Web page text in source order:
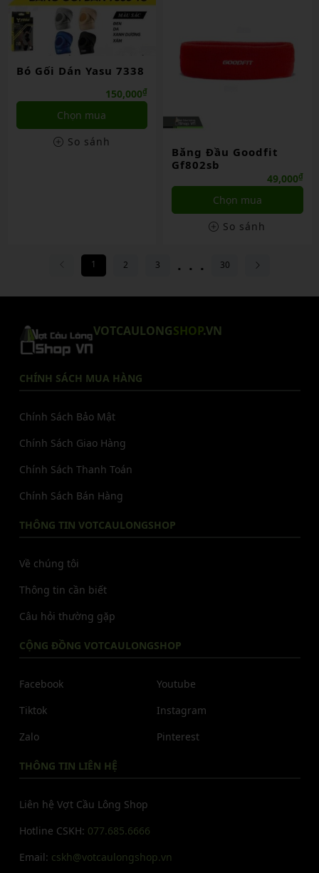
Bó Gối Dán Yasu 7338
150,000₫
Chọn mua
So sánh
Băng Đầu Goodfit
Gf802sb
49,000₫
Chọn mua
So sánh
1 2 3 ... 30
VOTCAULONGSHOP.VN
CHÍNH SÁCH MUA HÀNG
Chính Sách Bảo Mật
Chính Sách Giao Hàng
Chính Sách Thanh Toán
Chính Sách Bán Hàng
THÔNG TIN VOTCAULONGSHOP
Về chúng tôi
Thông tin cần biết
Câu hỏi thường gặp
CỘNG ĐỒNG VOTCAULONGSHOP
Facebook
Tiktok
Zalo
Youtube
Instagram
Pinterest
THÔNG TIN LIÊN HỆ
Liên hệ Vợt Cầu Lông Shop
Hotline CSKH: 077.685.6666
Email: cskh@votcaulongshop.vn